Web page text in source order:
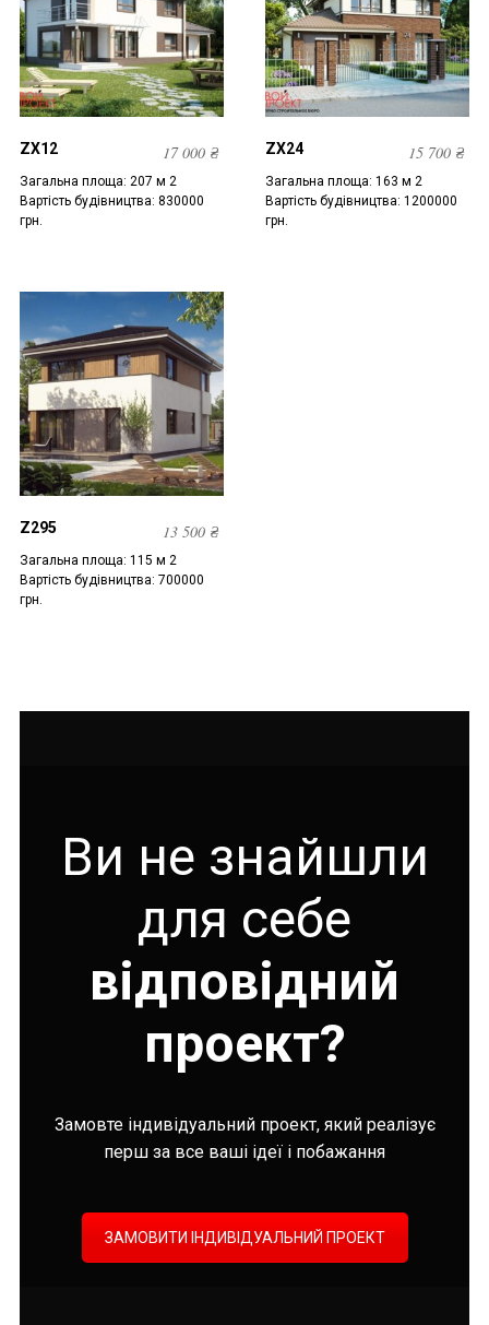
ZX12 17 000₴
Загальна площа: 207 м 2
Вартість будівництва: 830000
грн.
ZX24 15 700 ₴
Загальна площа: 163 м 2
Вартість будівництва: 1200000
грн.
Z295 13 500₴
Загальна площа: 115 м 2
Вартість будівництва: 700000
грн.
Ви не знайшли
для себе
відповідний
проект?
Замовте індивідуальний проект, який реалізує
перш за все ваші ідеї і побажання
ЗАМОВИТИ ІНДИВІДУАЛЬНИЙ ПРОЕКТ